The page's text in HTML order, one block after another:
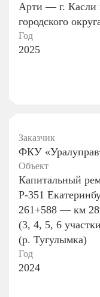
Арти — г. Касли
городского
Год
2025
Заказчик
ФКУ
Объект
Капитальный
Р-351
261+588 — км
(3, 4, 5, 6
(р. Тугулымка)
Год
2024